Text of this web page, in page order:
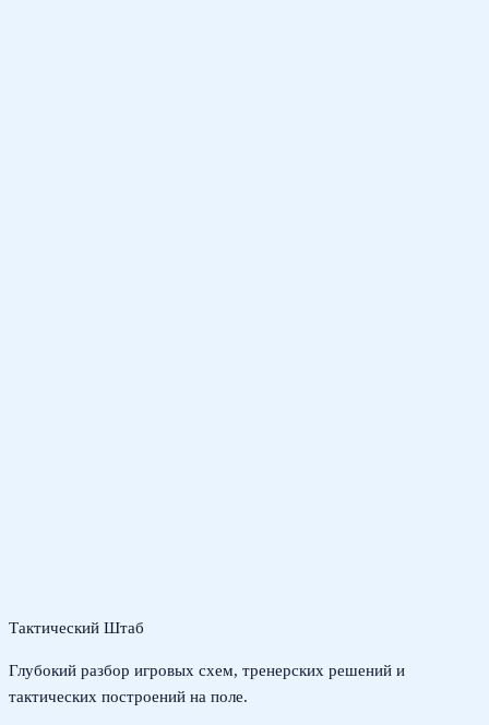
Тактический Штаб
Глубокий разбор игровых схем, тренерских решений и
тактических построений на поле.